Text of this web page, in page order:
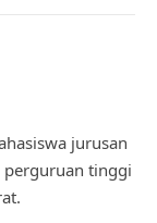
jurusan
tinggi